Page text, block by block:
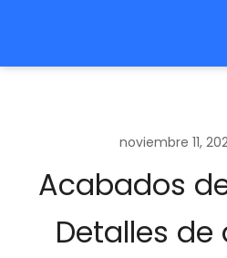
noviembre 11,
Acabados
Detalles